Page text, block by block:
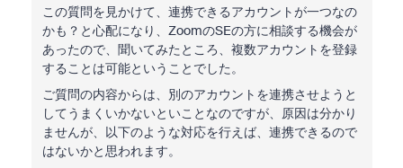
この質問を見かけて、連携できるアカウントが一つなの
かも？と心配になり、ZoomのSEの方に相談する機会が
あったので、聞いてみたところ、複数アカウントを登録
することは可能ということでした。
ご質問の内容からは、別のアカウントを連携させようと
してうまくいかないといことなのですが、原因は分かり
ませんが、以下のような対応を行えば、連携できるので
はないかと思われます。